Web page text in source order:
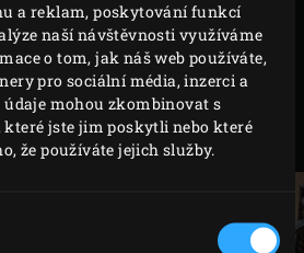
a reklam, poskytování funkcí
naší návštěvnosti využíváme
o tom, jak náš web používáte,
pro sociální média, inzerci a
mohou zkombinovat s
jste jim poskytli nebo které
že používáte jejich služby.
na omáčku a dle chuti přidejte
k varu, pak snižte teplotu a
mírně dusit. Takto připravenou
ručním mixerém a přelijte do